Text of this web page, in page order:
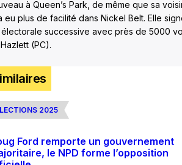
à Queen’s Park, de même que sa
eu plus de facilité dans Nickel Belt. Elle
successive avec près de 5000
(PC).
2025
Ford remporte un gouvernement
le NPD forme l’opposition